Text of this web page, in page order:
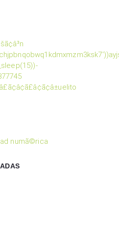
numã©rica